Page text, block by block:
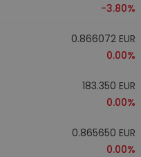
-3.80%
0.866072 EUR
0.00%
183.350 EUR
0.00%
0.865650 EUR
0.00%